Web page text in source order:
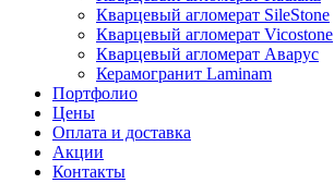
Кварцевый агломерат SileStone
Кварцевый агломерат Vicostone
Кварцевый агломерат Аварус
Керамогранит Laminam
Портфолио
Цены
Оплата и доставка
Акции
Контакты